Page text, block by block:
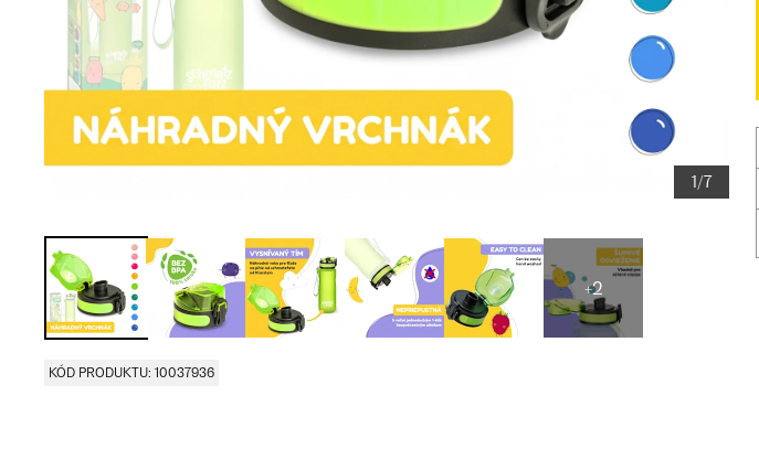
1/7
+2
KÓD PRODUKTU: 10037936